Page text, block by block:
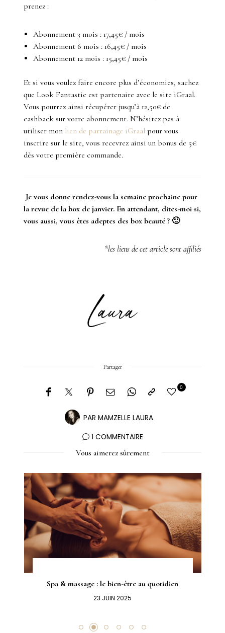
prenez :
Abonnement 3 mois : 17,45€ / mois
Abonnement 6 mois : 16,45€ / mois
Abonnement 12 mois : 15,45€ / mois
Et si vous voulez faire encore plus d’économies, sachez
que Look Fantastic est partenaire avec le site iGraal.
Vous pourrez ainsi récupérer jusqu’à 12,50€ de
cashback sur votre abonnement. N’hésitez pas à
utiliser mon lien de parrainage iGraal pour vous
inscrire sur le site, vous recevrez ainsi un bonus de 5€
dès votre première commande.
Je vous donne rendez-vous la semaine prochaine pour
la revue de la box de janvier. En attendant, dites-moi si,
vous aussi, vous êtes adeptes des box beauté ? 🙂
*les liens de cet article sont affiliés
Partager
PAR MAMZELLE LAURA
0
1 COMMENTAIRE
Vous aimerez sûrement
Spa & massage : le bien-être au quotidien
23 JUIN 2025